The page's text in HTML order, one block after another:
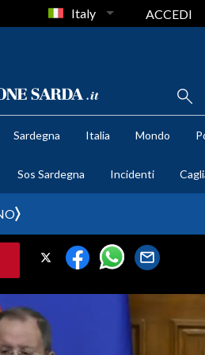
Italy ACCEDI
Sardegna Italia Mondo
Sos Sardegna Incidenti